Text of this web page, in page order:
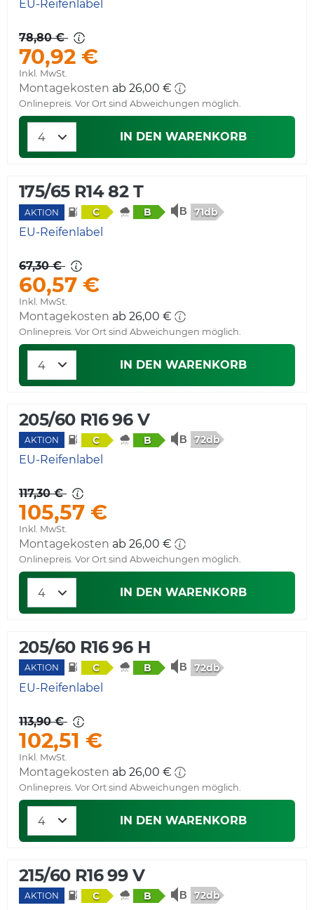
EU-Reifenlabel
78,80 €
70,92 €
Inkl. MwSt.
Montagekosten ab 26,00 €
Onlinepreis. Vor Ort sind Abweichungen möglich.
IN DEN WARENKORB
175/65 R14 82 T
AKTION C B 71db
EU-Reifenlabel
67,30 €
60,57 €
Inkl. MwSt.
Montagekosten ab 26,00 €
Onlinepreis. Vor Ort sind Abweichungen möglich.
IN DEN WARENKORB
205/60 R16 96 V
AKTION C B 72db
EU-Reifenlabel
117,30 €
105,57 €
Inkl. MwSt.
Montagekosten ab 26,00 €
Onlinepreis. Vor Ort sind Abweichungen möglich.
IN DEN WARENKORB
205/60 R16 96 H
AKTION C B 72db
EU-Reifenlabel
113,90 €
102,51 €
Inkl. MwSt.
Montagekosten ab 26,00 €
Onlinepreis. Vor Ort sind Abweichungen möglich.
IN DEN WARENKORB
215/60 R16 99 V
AKTION C B 72db